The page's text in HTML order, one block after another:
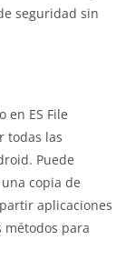
seguridad sin
en ES File
todas las
Puede
copia de
aplicaciones
métodos para